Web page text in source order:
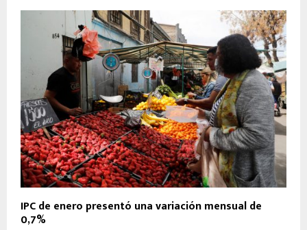
IPC de enero presentó una variación mensual de
0,7%